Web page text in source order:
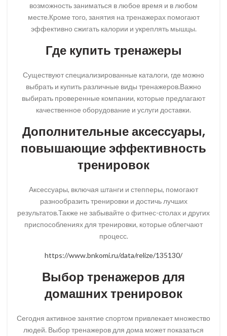
возможность заниматься в любое время и в любом
месте.Кроме того, занятия на тренажерах помогают
эффективно сжигать калории и укреплять мышцы.
Где купить тренажеры
Существуют специализированные каталоги, где можно
выбрать и купить различные виды тренажеров.Важно
выбирать проверенные компании, которые предлагают
качественное оборудование и услуги доставки.
Дополнительные аксессуары,
повышающие эффективность
тренировок
Аксессуары, включая штанги и степперы, помогают
разнообразить тренировки и достичь лучших
результатов.Также не забывайте о фитнес-столах и других
приспособлениях для тренировки, которые облегчают
процесс.
https://www.bnkomi.ru/data/relize/135130/
Выбор тренажеров для
домашних тренировок
Сегодня активное занятие спортом привлекает множество
людей. Выбор тренажеров для дома может показаться